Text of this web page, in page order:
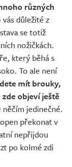
různých
důležité z
se totiž
nožičkách.
který běhá s
To ale není
mít brouky,
objeví ještě
něčím jedinečné.
překonat v
nepřijdou
po kolmé zdi